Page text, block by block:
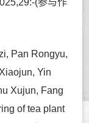
Pan Rongyu,
Yin
Xujun, Fang
of tea plant